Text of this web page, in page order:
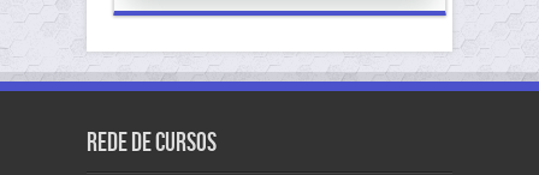
Rede de Cursos